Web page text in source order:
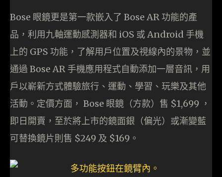
Bose 眼鏡更是第一款嵌入了 Bose AR 功能的產
品，利用九軸運動感測器和 iOS 或 Android 手機
上的 GPS 功能，了解用戶位置及視線內的景物，並
通過 Bose AR 手機應用程式自動添加一層音訊，用
戶以嶄新方式體驗旅行、運動、學習、玩樂及其他
活動。定價方面， Bose 眼鏡（方款）售 $1,699 ，
即日開賣，至於將上市的鏡面銀（偏光）或漸變藍
可替換鏡片則售 $249 及 $169。